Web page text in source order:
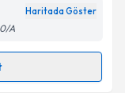
belirtilen
Haritada Göster
A